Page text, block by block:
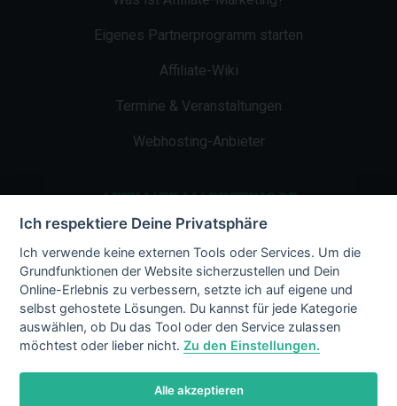
Eigenes Partnerprogramm starten
Affiliate-Wiki
Termine & Veranstaltungen
Webhosting-Anbieter
AFFILIATE-MARKETING.DE
Impressum
Kontakt
Datenschutz
Ich respektiere Deine Privatsphäre
Ich verwende keine externen Tools oder Services. Um die
Grundfunktionen der Website sicherzustellen und Dein
Online-Erlebnis zu verbessern, setzte ich auf eigene und
selbst gehostete Lösungen. Du kannst für jede Kategorie
auswählen, ob Du das Tool oder den Service zulassen
möchtest oder lieber nicht.Zu den Einstellungen.
Alle akzeptieren